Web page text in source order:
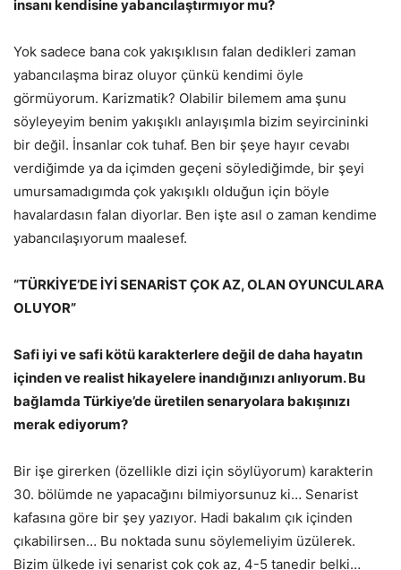
insanı kendisine yabancılaştırmıyor mu?
Yok sadece bana cok yakışıklısın falan dedikleri zaman
yabancılaşma biraz oluyor çünkü kendimi öyle
görmüyorum. Karizmatik? Olabilir bilemem ama şunu
söyleyeyim benim yakışıklı anlayışımla bizim seyircininki
bir değil. İnsanlar cok tuhaf. Ben bir şeye hayır cevabı
verdiğimde ya da içimden geçeni söylediğimde, bir şeyi
umursamadıgımda çok yakışıklı olduğun için böyle
havalardasın falan diyorlar. Ben işte asıl o zaman kendime
yabancılaşıyorum maalesef.
“TÜRKİYE’DE İYİ SENARİST ÇOK AZ, OLAN OYUNCULARA
OLUYOR”
Safi iyi ve safi kötü karakterlere değil de daha hayatın
içinden ve realist hikayelere inandığınızı anlıyorum. Bu
bağlamda Türkiye’de üretilen senaryolara bakışınızı
merak ediyorum?
Bir işe girerken (özellikle dizi için söylüyorum) karakterin
30. bölümde ne yapacağını bilmiyorsunuz ki… Senarist
kafasına göre bir şey yazıyor. Hadi bakalım çık içinden
çıkabilirsen… Bu noktada sunu söylemeliyim üzülerek.
Bizim ülkede iyi senarist çok çok az, 4-5 tanedir belki…